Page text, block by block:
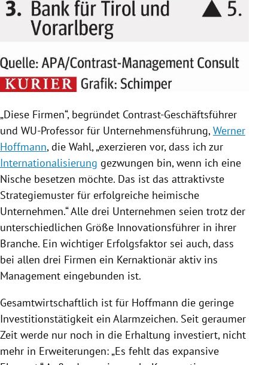
„Diese Firmen“, begründet Contrast-Geschäftsführer
und WU-Professor für Unternehmensführung,Werner
Hoffmann, die Wahl, „exerzieren vor, dass ich zur
Internationalisierung gezwungen bin, wenn ich eine
Nische besetzen möchte. Das ist das attraktivste
Strategiemuster für erfolgreiche heimische
Unternehmen.“ Alle drei Unternehmen seien trotz der
unterschiedlichen Größe Innovationsführer in ihrer
Branche. Ein wichtiger Erfolgsfaktor sei auch, dass
bei allen drei Firmen ein Kernaktionär aktiv ins
Management eingebunden ist.
Gesamtwirtschaftlich ist für Hoffmann die geringe
Investitionstätigkeit ein Alarmzeichen. Seit geraumer
Zeit werde nur noch in die Erhaltung investiert, nicht
mehr in Erweiterungen: „Es fehlt das expansive